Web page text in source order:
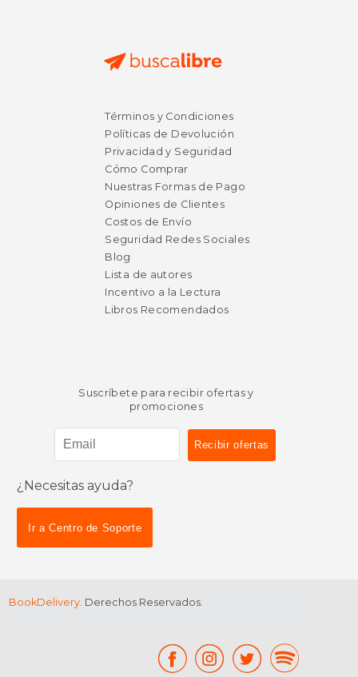
Términos y Condiciones
Políticas de Devolución
Privacidad y Seguridad
Cómo Comprar
Nuestras Formas de Pago
Opiniones de Clientes
Costos de Envío
Seguridad Redes Sociales
Blog
Lista de autores
Incentivo a la Lectura
Libros Recomendados
Suscríbete para recibir ofertas y
promociones
¿Necesitas ayuda?
Ir a Centro de Soporte
BookDelivery. Derechos Reservados.